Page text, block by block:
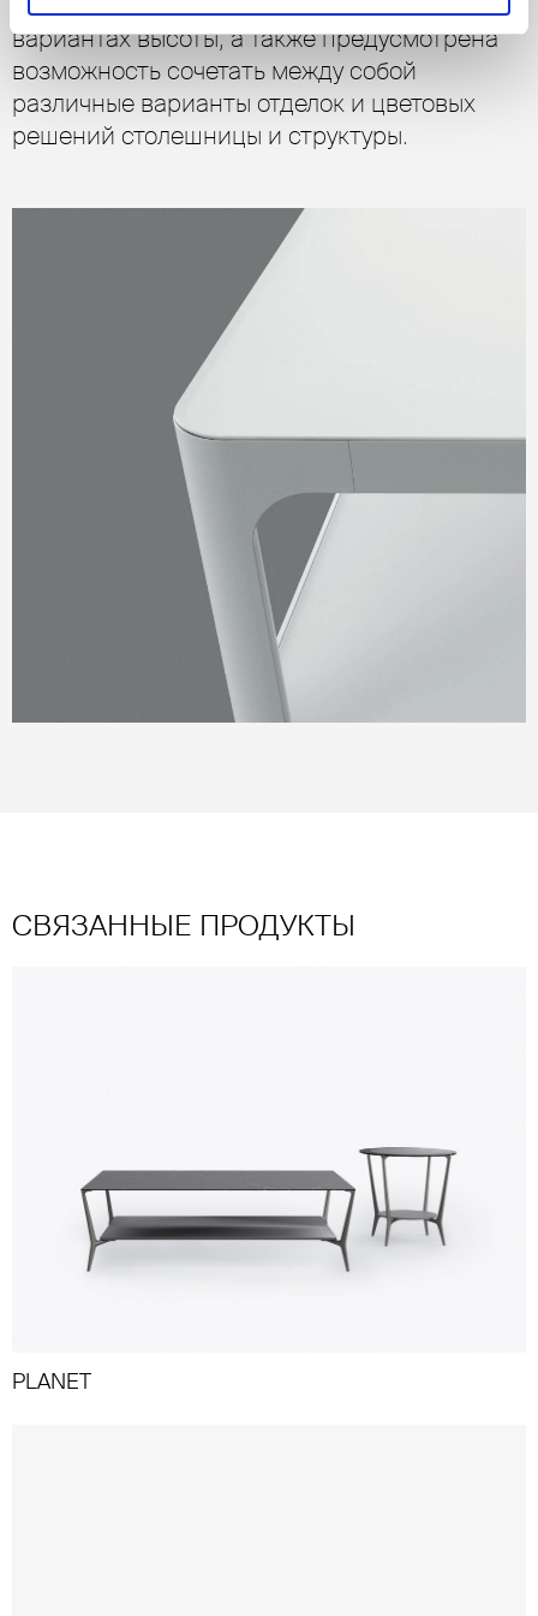
вариантах высоты, а также предусмотрена
возможность сочетать между собой
различные варианты отделок и цветовых
решений столешницы и структуры.
СВЯЗАННЫЕ ПРОДУКТЫ
PLANET